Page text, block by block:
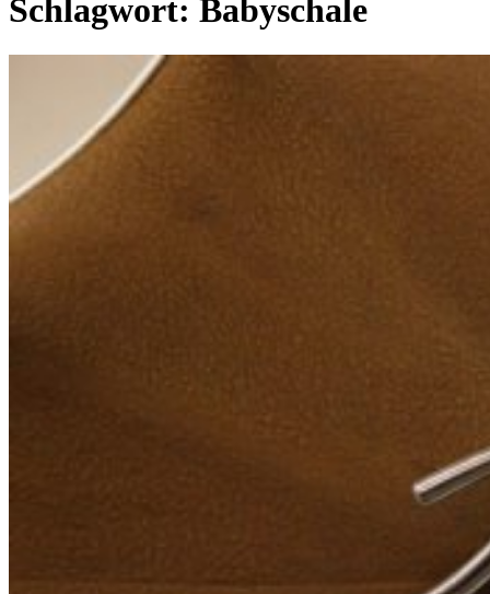
Schlagwort: Babyschale